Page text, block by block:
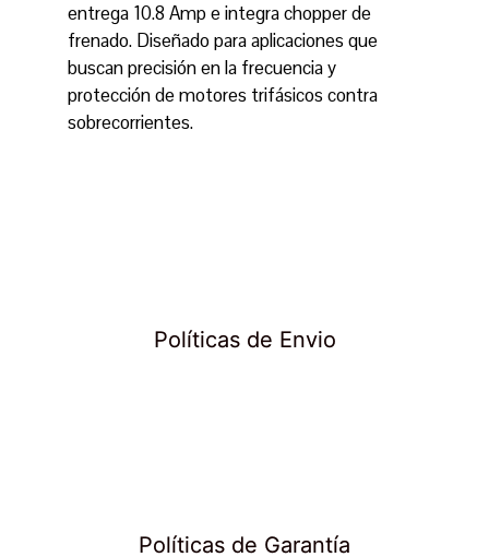
Políticas de Envio
Políticas de Garantía
entrega 10.8 Amp e integra chopper de
frenado. Diseñado para aplicaciones que
buscan precisión en la frecuencia y
protección de motores trifásicos contra
sobrecorrientes.